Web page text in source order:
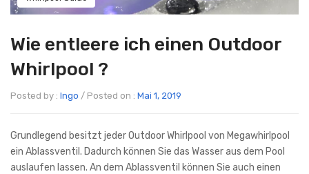
Wie entleere ich einen Outdoor
Whirlpool ?
Posted by : Ingo / Posted on : Mai 1, 2019
Grundlegend besitzt jeder Outdoor Whirlpool von Megawhirlpool
ein Ablassventil. Dadurch können Sie das Wasser aus dem Pool
auslaufen lassen. An dem Ablassventil können Sie auch einen